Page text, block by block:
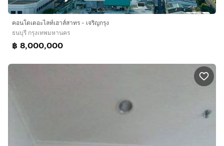
คอนโดเดอะไลท์เฮาส์สาทร - เจริญกรุง
ธนบุรี กรุงเทพมหานคร
฿ 8,000,000